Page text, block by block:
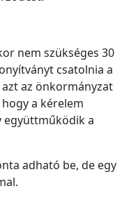
nem szükséges 30
csatolnia a
az önkormányzat
a kérelem
együttműködik a
adható be, de egy